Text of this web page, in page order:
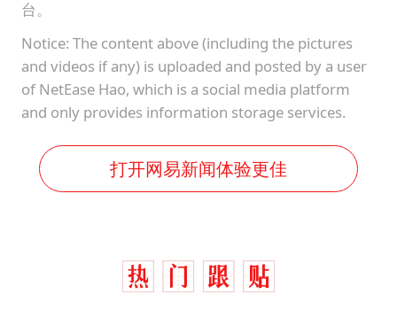
台。
Notice: The content above (including the pictures
and videos if any) is uploaded and posted by a user
of NetEase Hao, which is a social media platform
and only provides information storage services.
打开网易新闻体验更佳